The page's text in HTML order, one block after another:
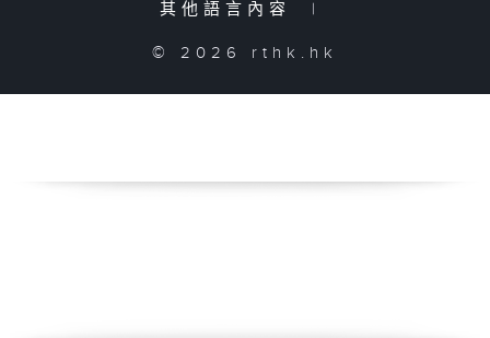
其他語言內容
|
© 2026 rthk.hk